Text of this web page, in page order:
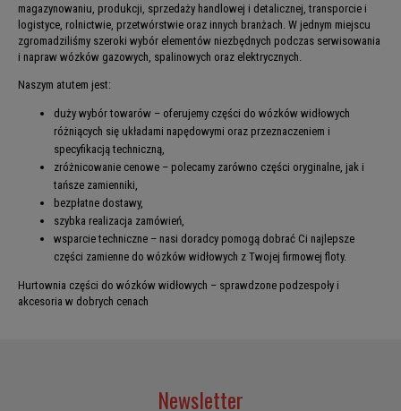
magazynowaniu, produkcji, sprzedaży handlowej i detalicznej, transporcie i
logistyce, rolnictwie, przetwórstwie oraz innych branżach. W jednym miejscu
zgromadziliśmy szeroki wybór elementów niezbędnych podczas serwisowania
i napraw wózków gazowych, spalinowych oraz elektrycznych.
Naszym atutem jest:
duży wybór towarów – oferujemy części do wózków widłowych
różniących się układami napędowymi oraz przeznaczeniem i
specyfikacją techniczną,
zróżnicowanie cenowe – polecamy zarówno części oryginalne, jak i
tańsze zamienniki,
bezpłatne dostawy,
szybka realizacja zamówień,
wsparcie techniczne – nasi doradcy pomogą dobrać Ci najlepsze
części zamienne do wózków widłowych z Twojej firmowej floty.
Hurtownia części do wózków widłowych – sprawdzone podzespoły i
akcesoria w dobrych cenach
Newsletter